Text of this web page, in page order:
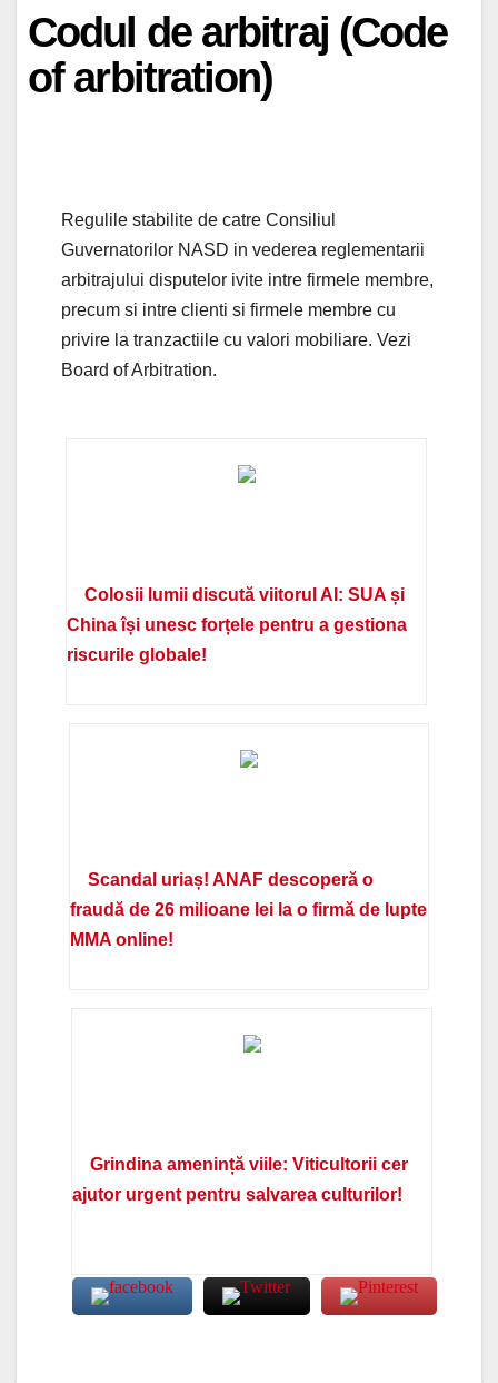
Codul de arbitraj (Code
of arbitration)
Regulile stabilite de catre Consiliul
Guvernatorilor NASD in vederea reglementarii
arbitrajului disputelor ivite intre firmele membre,
precum si intre clienti si firmele membre cu
privire la tranzactiile cu valori mobiliare. Vezi
Board of Arbitration.
Colosii lumii discută viitorul AI: SUA și
China își unesc forțele pentru a gestiona
riscurile globale!
Scandal uriaș! ANAF descoperă o
fraudă de 26 milioane lei la o firmă de lupte
MMA online!
Grindina amenință viile: Viticultorii cer
ajutor urgent pentru salvarea culturilor!